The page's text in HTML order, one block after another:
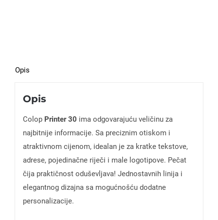
Opis
Opis
Colop Printer 30 ima odgovarajuću veličinu za
najbitnije informacije. Sa preciznim otiskom i
atraktivnom cijenom, idealan je za kratke tekstove,
adrese, pojedinačne riječi i male logotipove. Pečat
čija praktičnost oduševljava! Jednostavnih linija i
elegantnog dizajna sa mogućnošću dodatne
personalizacije.